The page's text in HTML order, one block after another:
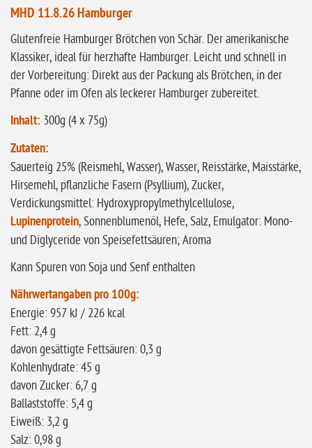
Sonnenblumen
ohne Palmöl
MHD 11.8.26 Hamburger
Glutenfreie Hamburger Brötchen von Schär. Der amerikanische
Klassiker, ideal für herzhafte Hamburger. Leicht und schnell in
der Vorbereitung: Direkt aus der Packung als Brötchen, in der
Pfanne oder im Ofen als leckerer Hamburger zubereitet.
Inhalt: 300g (4 x 75g)
Zutaten:
Sauerteig 25% (Reismehl, Wasser), Wasser, Reisstärke, Maisstärke,
Hirsemehl, pflanzliche Fasern (Psyllium), Zucker,
Verdickungsmittel: Hydroxypropylmethylcellulose,
Lupinenprotein, Sonnenblumenöl, Hefe, Salz, Emulgator: Mono-
und Diglyceride von Speisefettsäuren; Aroma
Kann Spuren von Soja und Senf enthalten
Nährwertangaben pro 100g:
Energie: 957 kJ / 226 kcal
Fett: 2,4 g
davon gesättigte Fettsäuren: 0,3 g
Kohlenhydrate: 45 g
davon Zucker: 6,7 g
Ballaststoffe: 5,4 g
Eiweiß: 3,2 g
Salz: 0,98 g